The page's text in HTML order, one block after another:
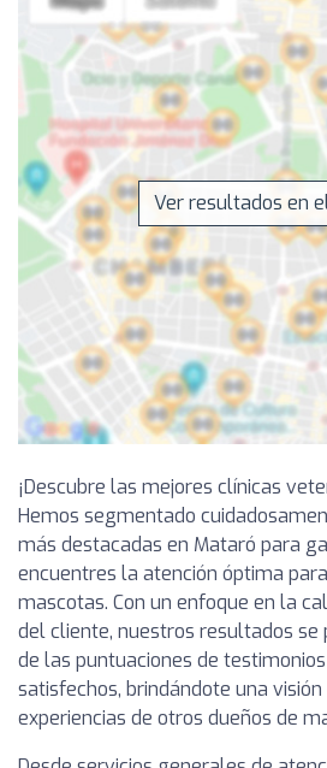
Ver resultados en
¡Descubre las mejores clínicas
Hemos segmentado
más destacadas en Mataró para
encuentres la atención óptima
mascotas. Con un enfoque en la
del cliente, nuestros resultados se
de las puntuaciones de
satisfechos, brindándote una
experiencias de otros dueños de